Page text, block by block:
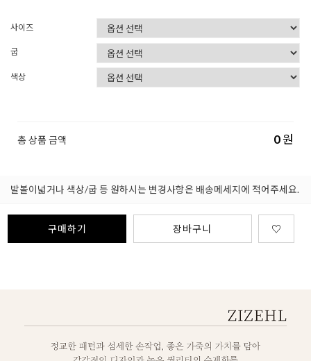
사이즈
굽
색상
총 상품 금액 0원
발볼이넓거나 색상/굽 등 원하시는 변경사항은 배송메세지에 적어주세요.
구매하기 장바구니 ♡